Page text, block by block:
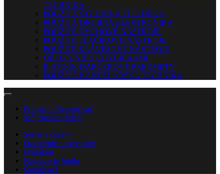
TECHNIKA
POUŽITÁ ŠTÚDIOVÁ TECHNIKA
POUŽITÁ DROBNÁ ELEKTRONIKA
POUŽITÉ DYCHOVÉ NÁSTROJE
POUŽITÉ SLÁČIKOVÉ NÁSTROJE
POUŽITÉ KLÁVESOVÉ NÁSTROJE
OBLEČENIE S CHYBIČKAMI
B-STOCK DARČEKOVÉ PREDMETY
POUŽITÁ KANCELÁRSKA TECHNIKA
Prihlásiť / Registrovať
Môj zoznam želaní
Servis a opravy
Ozvučenie a osvetlenie
Prenájom
Nahrávacie štúdio
ŠkolaNové